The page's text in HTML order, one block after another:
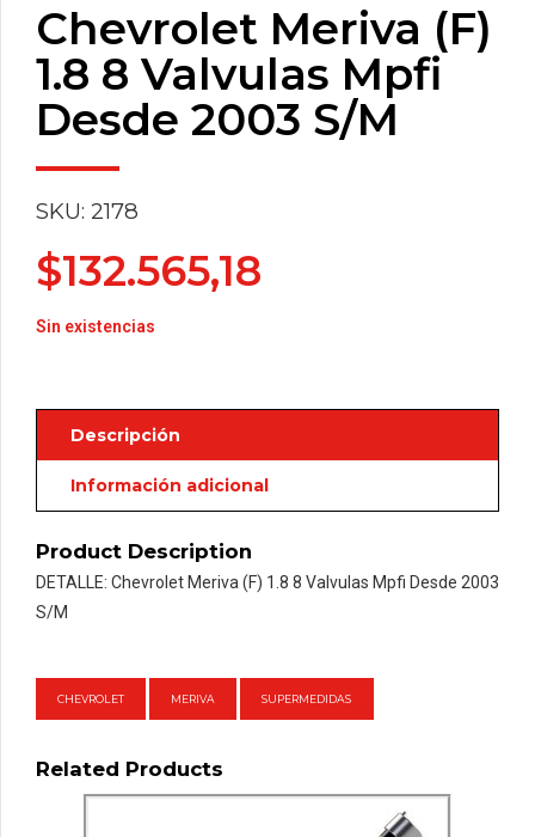
Chevrolet Meriva (F)
1.8 8 Valvulas Mpfi
Desde 2003 S/M
SKU: 2178
$132.565,18
Sin existencias
Descripción
Información adicional
Product Description
DETALLE: Chevrolet Meriva (F) 1.8 8 Valvulas Mpfi Desde 2003
S/M
CHEVROLET MERIVA SUPERMEDIDAS
Related Products